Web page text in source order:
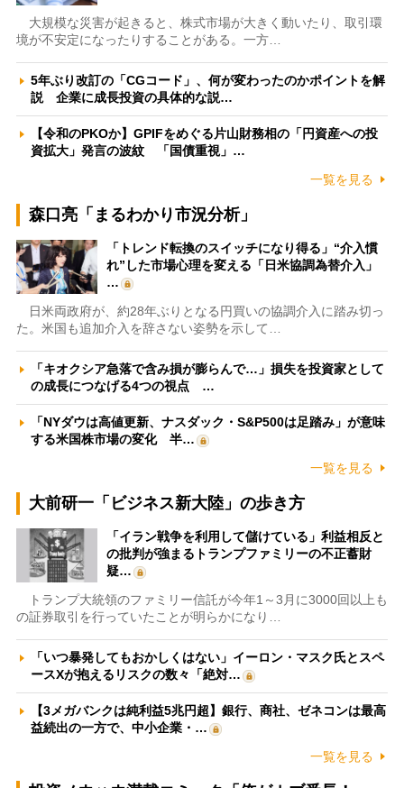
大規模な災害が起きると、株式市場が大きく動いたり、取引環
境が不安定になったりすることがある。一方…
5年ぶり改訂の「CGコード」、何が変わったのかポイントを解
説 企業に成長投資の具体的な説…
【令和のPKOか】GPIFをめぐる片山財務相の「円資産への投
資拡大」発言の波紋 「国債重視」…
一覧を見る
森口亮「まるわかり市況分析」
「トレンド転換のスイッチになり得る」“介入慣
れ”した市場心理を変える「日米協調為替介入」
…
日米両政府が、約28年ぶりとなる円買いの協調介入に踏み切っ
た。米国も追加介入を辞さない姿勢を示して…
「キオクシア急落で含み損が膨らんで…」損失を投資家として
の成長につなげる4つの視点 …
「NYダウは高値更新、ナスダック・S&P500は足踏み」が意味
する米国株市場の変化 半…
一覧を見る
大前研一「ビジネス新大陸」の歩き方
「イラン戦争を利用して儲けている」利益相反と
の批判が強まるトランプファミリーの不正蓄財
疑…
トランプ大統領のファミリー信託が今年1～3月に3000回以上も
の証券取引を行っていたことが明らかになり…
「いつ暴発してもおかしくはない」イーロン・マスク氏とスペ
ースXが抱えるリスクの数々「絶対…
【3メガバンクは純利益5兆円超】銀行、商社、ゼネコンは最高
益続出の一方で、中小企業・…
一覧を見る